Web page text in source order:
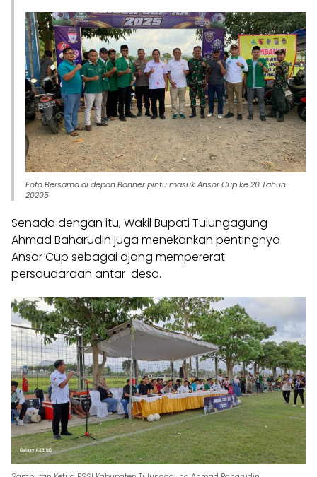
Foto Bersama di depan Banner pintu masuk Ansor Cup ke 20 Tahun
20205
Senada dengan itu, Wakil Bupati Tulungagung
Ahmad Baharudin juga menekankan pentingnya
Ansor Cup sebagai ajang mempererat
persaudaraan antar-desa.